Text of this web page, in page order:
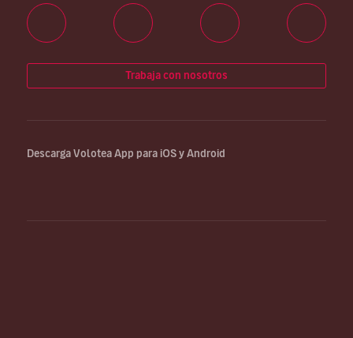
Trabaja con nosotros
Descarga Volotea App para iOS y Android